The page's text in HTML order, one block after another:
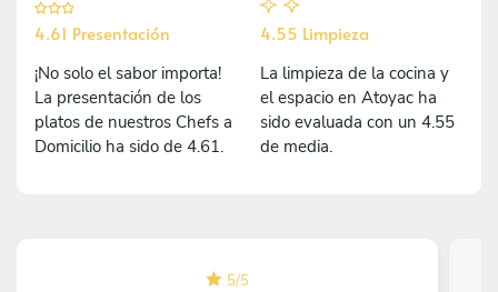
4.61 Presentación
¡No solo el sabor importa!
La presentación de los
platos de nuestros Chefs a
Domicilio ha sido de 4.61.
4.55 Limpieza
La limpieza de la cocina y
el espacio en Atoyac ha
sido evaluada con un 4.55
de media.
5/5